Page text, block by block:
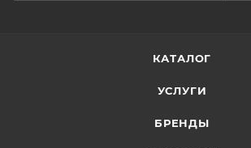
КАТАЛОГ
УСЛУГИ
БРЕНДЫ